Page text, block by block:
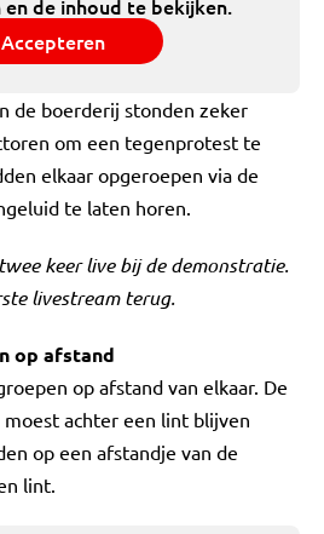
de inhoud te bekijken.
Accepteren
de boerderij stonden zeker
om een tegenprotest te
elkaar opgeroepen via de
te laten horen.
keer live bij de demonstratie.
livestream terug.
op afstand
op afstand van elkaar. De
achter een lint blijven
op een afstandje van de
lint.